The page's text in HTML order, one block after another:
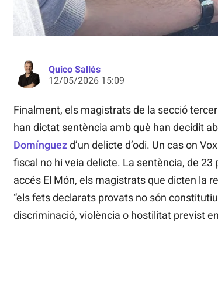
denúncia de Vox / Q.S.
Quico Sallés
12/05/2026 15:09
Finalment, els magistrats de la secció
han dictat sentència amb què han decidit
Domínguezd’un delicte d’odi. Un cas on
fiscal no hi veia delicte. La sentència, de 23
accés El Món, els magistrats que dicten la
“els fets declarats provats no són
discriminació, violència o hostilitat previst